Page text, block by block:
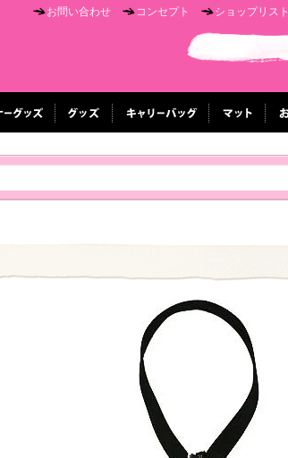
ショップリスト
コンセプト
お問い合わせ